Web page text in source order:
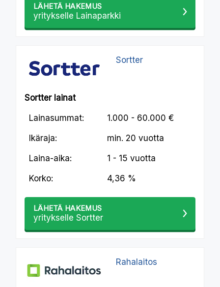
LÄHETÄ HAKEMUS
yritykselle Lainaparkki
Sortter
Sortter lainat
Lainasummat: 1.000 - 60.000 €
Ikäraja: min. 20 vuotta
Laina-aika: 1 - 15 vuotta
Korko: 4,36 %
LÄHETÄ HAKEMUS
yritykselle Sortter
Rahalaitos